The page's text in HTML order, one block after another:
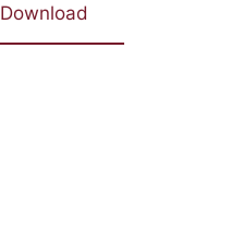
Download